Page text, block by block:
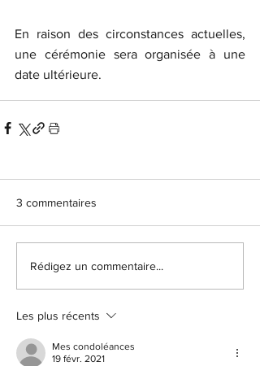
En raison des circonstances actuelles,
une cérémonie sera organisée à une
date ultérieure.
3 commentaires
Rédigez un commentaire...
Les plus récents
Mes condoléances
19 févr. 2021